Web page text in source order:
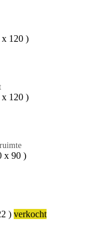
120 )
120 )
x 90 )
) verkocht